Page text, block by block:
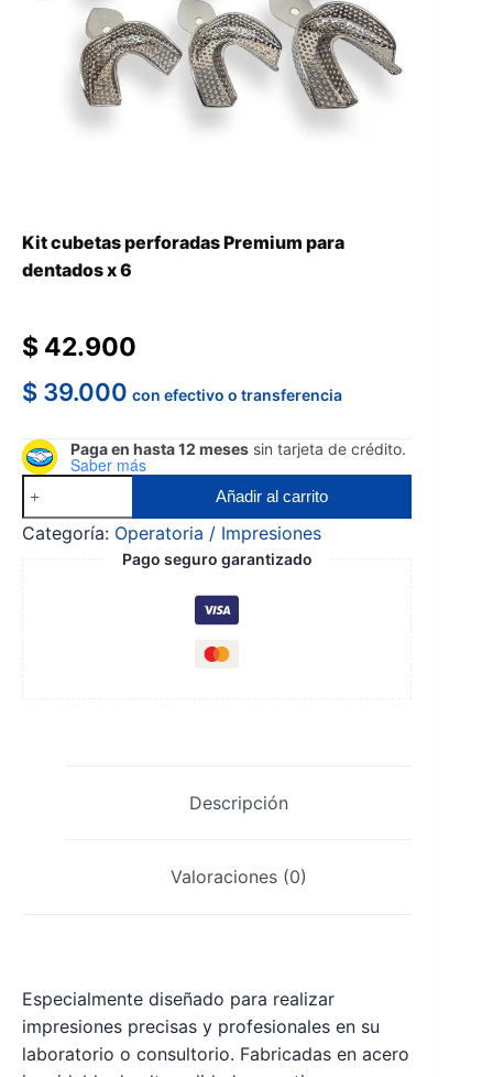
Kit cubetas perforadas Premium para
dentados x 6
$ 42.900
$ 39.000 con efectivo o transferencia
Paga en hasta 12 meses sin tarjeta de crédito.
Saber más
cubetas
perforadas
Añadir al carrito
Categoría: Operatoria / Impresiones
Pago seguro garantizado
Descripción
Valoraciones (0)
Especialmente diseñado para realizar
impresiones precisas y profesionales en su
laboratorio o consultorio. Fabricadas en acero